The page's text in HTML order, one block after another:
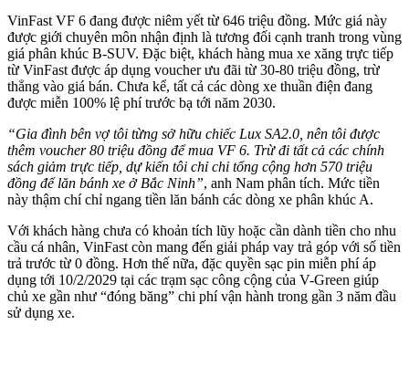
VinFast VF 6 đang được niêm yết từ 646 triệu đồng. Mức giá này
được giới chuyên môn nhận định là tương đối cạnh tranh trong vùng
giá phân khúc B-SUV. Đặc biệt, khách hàng mua xe xăng trực tiếp
từ VinFast được áp dụng voucher ưu đãi từ 30-80 triệu đồng, trừ
thẳng vào giá bán. Chưa kể, tất cả các dòng xe thuần điện đang
được miễn 100% lệ phí trước bạ tới năm 2030.
“Gia đình bên vợ tôi từng sở hữu chiếc Lux SA2.0, nên tôi được
thêm voucher 80 triệu đồng để mua VF 6. Trừ đi tất cả các chính
sách giảm trực tiếp, dự kiến tôi chỉ chi tổng cộng hơn 570 triệu
đồng để lăn bánh xe ở Bắc Ninh”, anh Nam phân tích. Mức tiền
này thậm chí chỉ ngang tiền lăn bánh các dòng xe phân khúc A.
Với khách hàng chưa có khoản tích lũy hoặc cần dành tiền cho nhu
cầu cá nhân, VinFast còn mang đến giải pháp vay trả góp với số tiền
trả trước từ 0 đồng. Hơn thế nữa, đặc quyền sạc pin miễn phí áp
dụng tới 10/2/2029 tại các trạm sạc công cộng của V-Green giúp
chủ xe gần như “đóng băng” chi phí vận hành trong gần 3 năm đầu
sử dụng xe.